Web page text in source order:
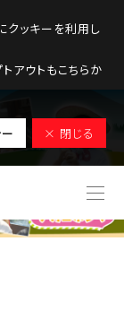
ッキーを利用し
アウトもこちらか
× 閉じる